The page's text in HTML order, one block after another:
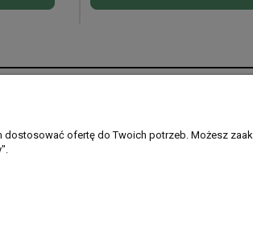
płatności
dostarczamy
Regulamin sklepu
ofertę do Twoich potrzeb. Możesz